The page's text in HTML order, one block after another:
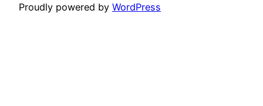
Proudly powered by WordPress